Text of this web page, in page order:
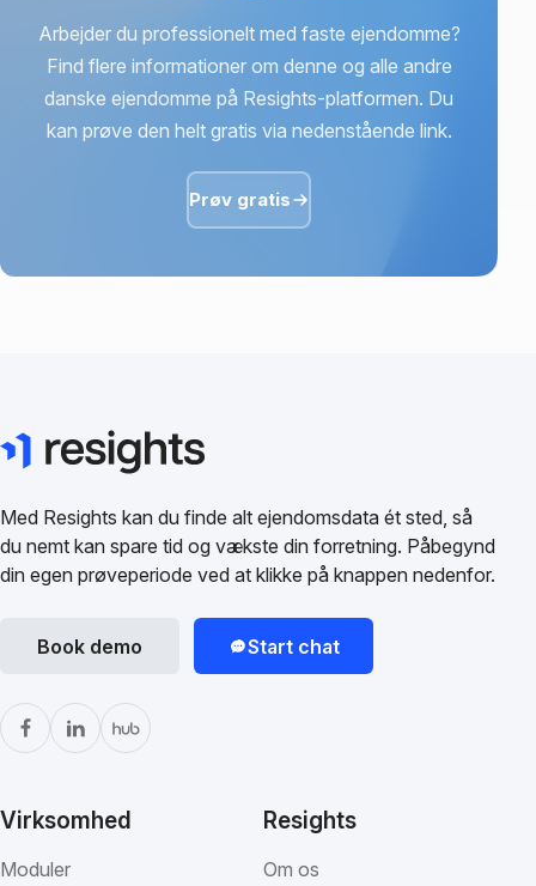
Arbejder du professionelt med faste ejendomme?
Find flere informationer om denne og alle andre
danske ejendomme på Resights-platformen. Du
kan prøve den helt gratis via nedenstående link.
Prøv gratis
Med Resights kan du finde alt ejendomsdata ét sted, så
du nemt kan spare tid og vækste din forretning. Påbegynd
din egen prøveperiode ved at klikke på knappen nedenfor.
Book demo Start chat
Virksomhed
Moduler
Resights
Om os